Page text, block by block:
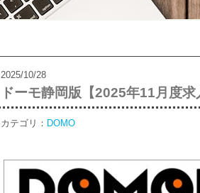
2025/10/28
ドーモ静岡版【2025年11月度求
カテゴリ： DOMO